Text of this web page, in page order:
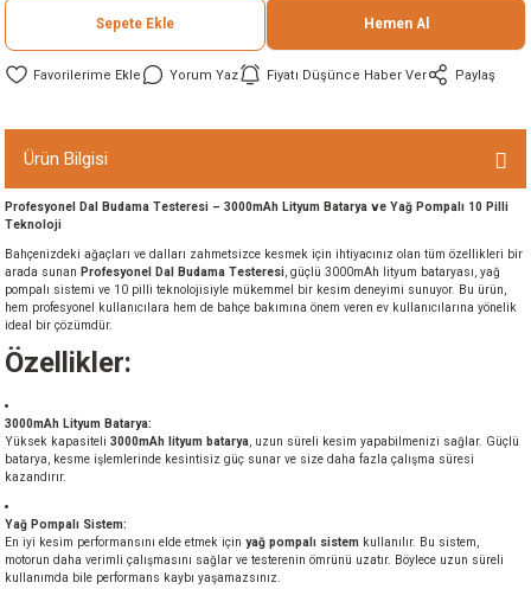
Sepete Ekle Hemen Al
Yorum Yaz Fiyatı Düşünce Haber Ver Paylaş
Ürün Bilgisi
Profesyonel Dal Budama Testeresi – 3000mAh Lityum Batarya ve Yağ Pompalı 10 Pilli
Teknoloji
Bahçenizdeki ağaçları ve dalları zahmetsizce kesmek için ihtiyacınız olan tüm özellikleri bir
arada sunan Profesyonel Dal Budama Testeresi , güçlü 3000mAh lityum bataryası, yağ
pompalı sistemi ve 10 pilli teknolojisiyle mükemmel bir kesim deneyimi sunuyor. Bu ürün,
hem profesyonel kullanıcılara hem de bahçe bakımına önem veren ev kullanıcılarına yönelik
ideal bir çözümdür.
Özellikler:
3000mAh Lityum Batarya:
Yüksek kapasiteli 3000mAh lityum batarya , uzun süreli kesim yapabilmenizi sağlar. Güçlü
batarya, kesme işlemlerinde kesintisiz güç sunar ve size daha fazla çalışma süresi
kazandırır.
Yağ Pompalı Sistem:
En iyi kesim performansını elde etmek için yağ pompalı sistem kullanılır. Bu sistem,
motorun daha verimli çalışmasını sağlar ve testerenin ömrünü uzatır. Böylece uzun süreli
kullanımda bile performans kaybı yaşamazsınız.